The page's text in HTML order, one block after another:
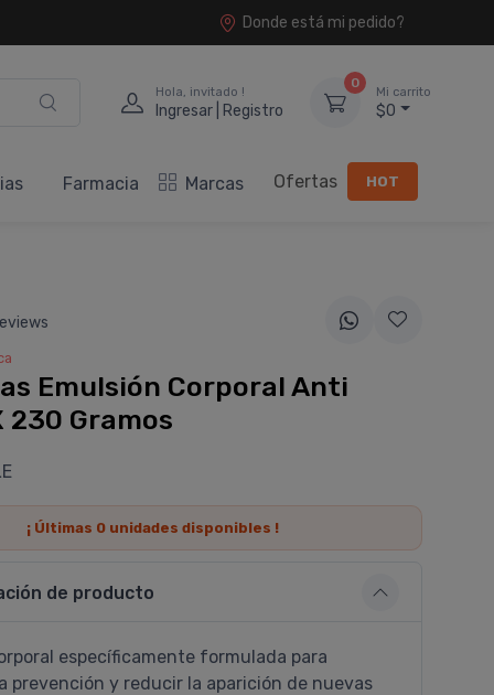
Donde está mi pedido?
Hola, invitado !
Ingresar | Registro
0
Mi carrito
$0
Farmacia Marcas Ofertas HOT
Emulsión Corporal Anti
230 Gramos
¡ Últimas 0 unidades disponibles !
de producto
especí­ficamente formulada para
prevención y reducir la aparición de nuevas